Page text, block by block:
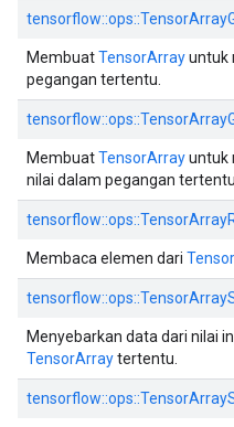
MembuatTensorArrayuntuk
pegangan tertentu.
MembuatTensorArrayuntuk
nilai dalam pegangan tertentu.
Membaca elemen dari
Menyebarkan data dari nilai
TensorArraytertentu.